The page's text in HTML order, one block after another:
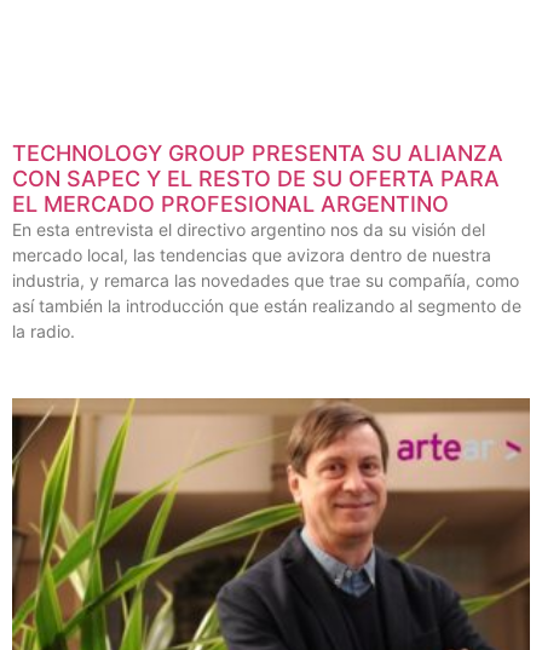
TECHNOLOGY GROUP PRESENTA SU ALIANZA
CON SAPEC Y EL RESTO DE SU OFERTA PARA
EL MERCADO PROFESIONAL ARGENTINO
En esta entrevista el directivo argentino nos da su visión del
mercado local, las tendencias que avizora dentro de nuestra
industria, y remarca las novedades que trae su compañía, como
así también la introducción que están realizando al segmento de
la radio.